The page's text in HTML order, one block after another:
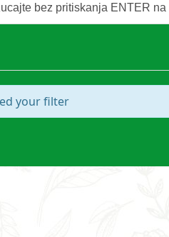
your filter